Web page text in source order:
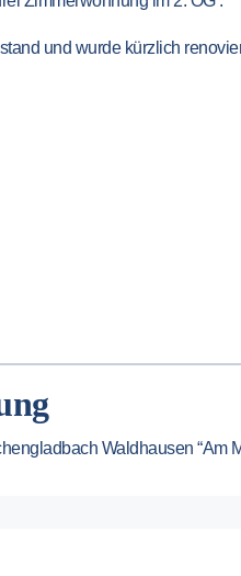
und wurde kürzlich
Waldhausen “Am